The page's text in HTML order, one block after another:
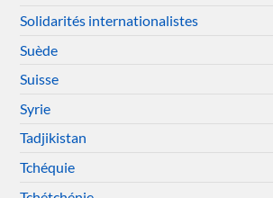
Solidarités internationalistes
Suède
Suisse
Syrie
Tadjikistan
Tchéquie